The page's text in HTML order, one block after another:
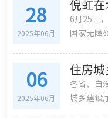
28
2025年06月
6月25日
国家无障
06
2025年06月
各省、自
城乡建设